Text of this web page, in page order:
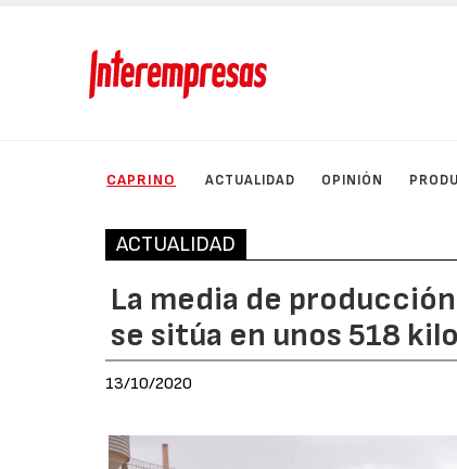
CAPRINO ACTUALIDAD OPINIÓN
ACTUALIDAD
La media de
se sitúa en unos 518
13/10/2020